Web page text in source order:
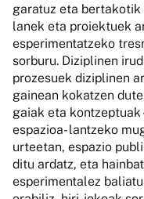
garatuz eta bertakotik
lanek eta proiektuek
esperimentatzeko
sorburu. Diziplinen
prozesuek diziplinen
gainean kokatzen
gaiak eta kontzeptuak
espazioa- lantzeko
urteetan, espazio
ditu ardatz, eta
esperimentalez